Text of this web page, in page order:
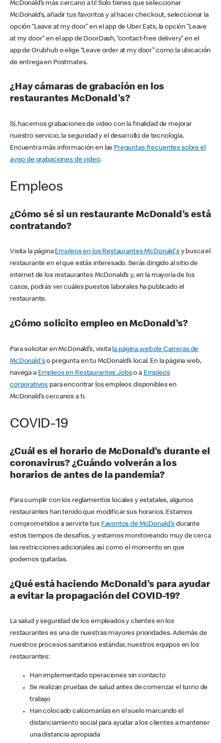
McDonald’s más cercano a ti! Solo tienes que seleccionar
McDonald’s, añadir tus favoritos y al hacer checkout, seleccionar la
opción “Leave at my door” en el app de Uber Eats, la opción “Leave
at my door” en el app de DoorDash, “contact-free delivery” en el
app de Grubhub o elige “Leave order at my door” como la ubicación
de entrega en Postmates.
¿Hay cámaras de grabación en los
restaurantes McDonald's?
Sí, hacemos grabaciones de video con la finalidad de mejorar
nuestro servicio, la seguridad y el desarrollo de tecnología.
Encuentra más información en las Preguntas frecuentes sobre el
aviso de grabaciones de video.
Empleos
¿Cómo sé si un restaurante McDonald’s está
contratando?
Visita la página Empleos en los Restaurantes McDonald'sy busca el
restaurante en el que estás interesado. Serás dirigido al sitio de
internet de los restaurantes McDonald’s y, en la mayoría de los
casos, podrás ver cuáles puestos laborales ha publicado el
restaurante.
¿Cómo solicito empleo en McDonald’s?
Para solicitar en McDonald’s, visita la página web de Carreras de
McDonald'so pregunta en tu McDonald’s local. En la página web,
navega a Empleos en Restaurantes Jobso a Empleos
corporativos para encontrar los empleos disponibles en
McDonald’s cercanos a ti.
COVID-19
¿Cuál es el horario de McDonald’s durante el
coronavirus? ¿Cuándo volverán a los
horarios de antes de la pandemia?
Para cumplir con los reglamentos locales y estatales, algunos
restaurantes han tenido que modificar sus horarios. Estamos
comprometidos a servirte tus Favoritos de McDonald's durante
estos tiempos de desafíos, y estamos monitoreando muy de cerca
las restricciones adicionales así como el momento en que
podemos quitarlas.
¿Qué está haciendo McDonald’s para ayudar
a evitar la propagación del COVID-19?
La salud y seguridad de los empleados y clientes en los
restaurantes es una de nuestras mayores prioridades. Además de
nuestros procesos sanitarios estándar, nuestros equipos en los
restaurantes:
Han implementado operaciones sin contacto
Se realizan pruebas de salud antes de comenzar el turno de
trabajo
Han colocado calcomanías en el suelo marcando el
distanciamiento social para ayudar a los clientes a mantener
una distancia apropiada